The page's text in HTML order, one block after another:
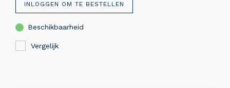
INLOGGEN OM TE BESTELLEN
Beschikbaarheid
Vergelijk